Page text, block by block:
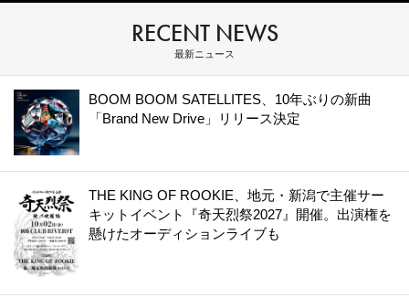
RECENT NEWS
最新ニュース
BOOM BOOM SATELLITES、10年ぶりの新曲
「Brand New Drive」リリース決定
THE KING OF ROOKIE、地元・新潟で主催サー
キットイベント『奇天烈祭2027』開催。出演権を
懸けたオーディションライブも